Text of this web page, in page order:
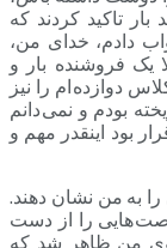
تاکید کردند که
دادم، خدای من،
یک فروشنده بار و
دوازده ام را نیز
بودم و نمی دانم
بود اینقدر مهم و
به من نشان دهند.
هایی را از دست
من ظاهر شد که